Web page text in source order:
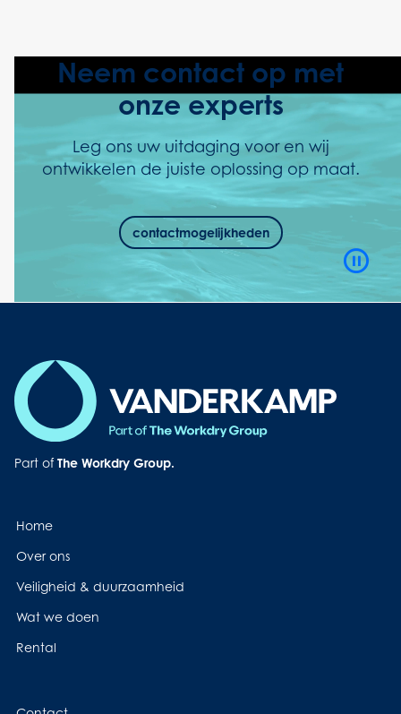
Video
Neem contact op met
onze experts
Leg ons uw uitdaging voor en wij
ontwikkelen de juiste oplossing op maat.
contactmogelijkheden
Part of The Workdry Group.
Home
Over ons
Veiligheid & duurzaamheid
Wat we doen
Rental